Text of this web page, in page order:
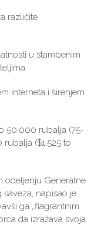
različite
u stambenim
interneta i širenjem
50.000 rubalja (75-
($1,525 to
odeljenju Generalne
saveza, napisao je
ga „flagrantnim
da izražava svoja